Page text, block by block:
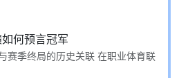
何预言冠军
赛季终局的历史关联 在职业体育联